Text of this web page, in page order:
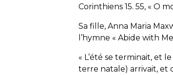
Corinthiens 15. 55, « O
Sa fille, Anna Maria
l’hymne « Abide with Me
« L’été se terminait, et
terre natale) arrivait, et